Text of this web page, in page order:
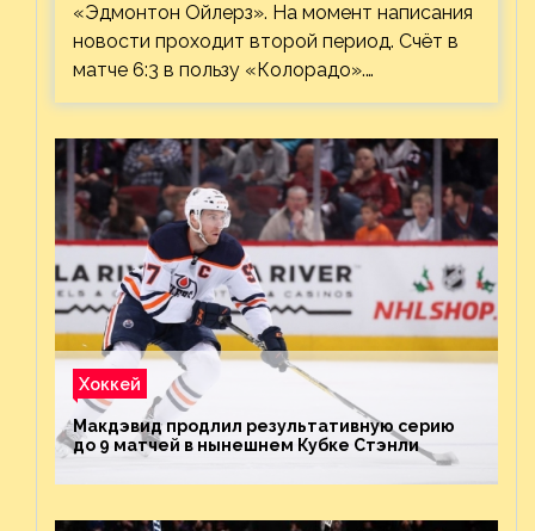
«Эдмонтон Ойлерз». На момент написания
новости проходит второй период. Счёт в
матче 6:3 в пользу «Колорадо».…
Хоккей
Макдэвид продлил результативную серию
до 9 матчей в нынешнем Кубке Стэнли